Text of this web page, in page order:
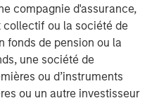
compagnie d'assurance,
collectif ou la société de
fonds de pension ou la
une société de
ou d’instruments
ou un autre investisseur
to remain elevated
risks and ongoing conflicts
This evolving risk
to adopt a flexible,
granular investment